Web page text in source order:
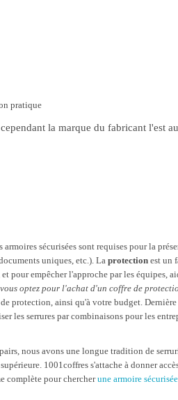
pratique
la marque du fabricant l'est
armoires sécurisées sont requises pour la
uniques, etc.). La protection est un
empêcher l'approche par les équipes,
optez pour l'achat d'un coffre de
protection, ainsi qu'à votre budget.
les serrures par combinaisons pour les
nous avons une longue tradition de
1001coffres s'attache à donner
complète pour chercherune armoire sécurisée